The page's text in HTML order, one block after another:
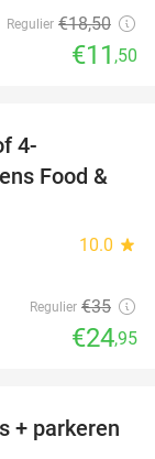
Regulier €18,50
€11 ,50
4-
Food &
10.0 star
Regulier €35
€24,95
50%
+ parkeren